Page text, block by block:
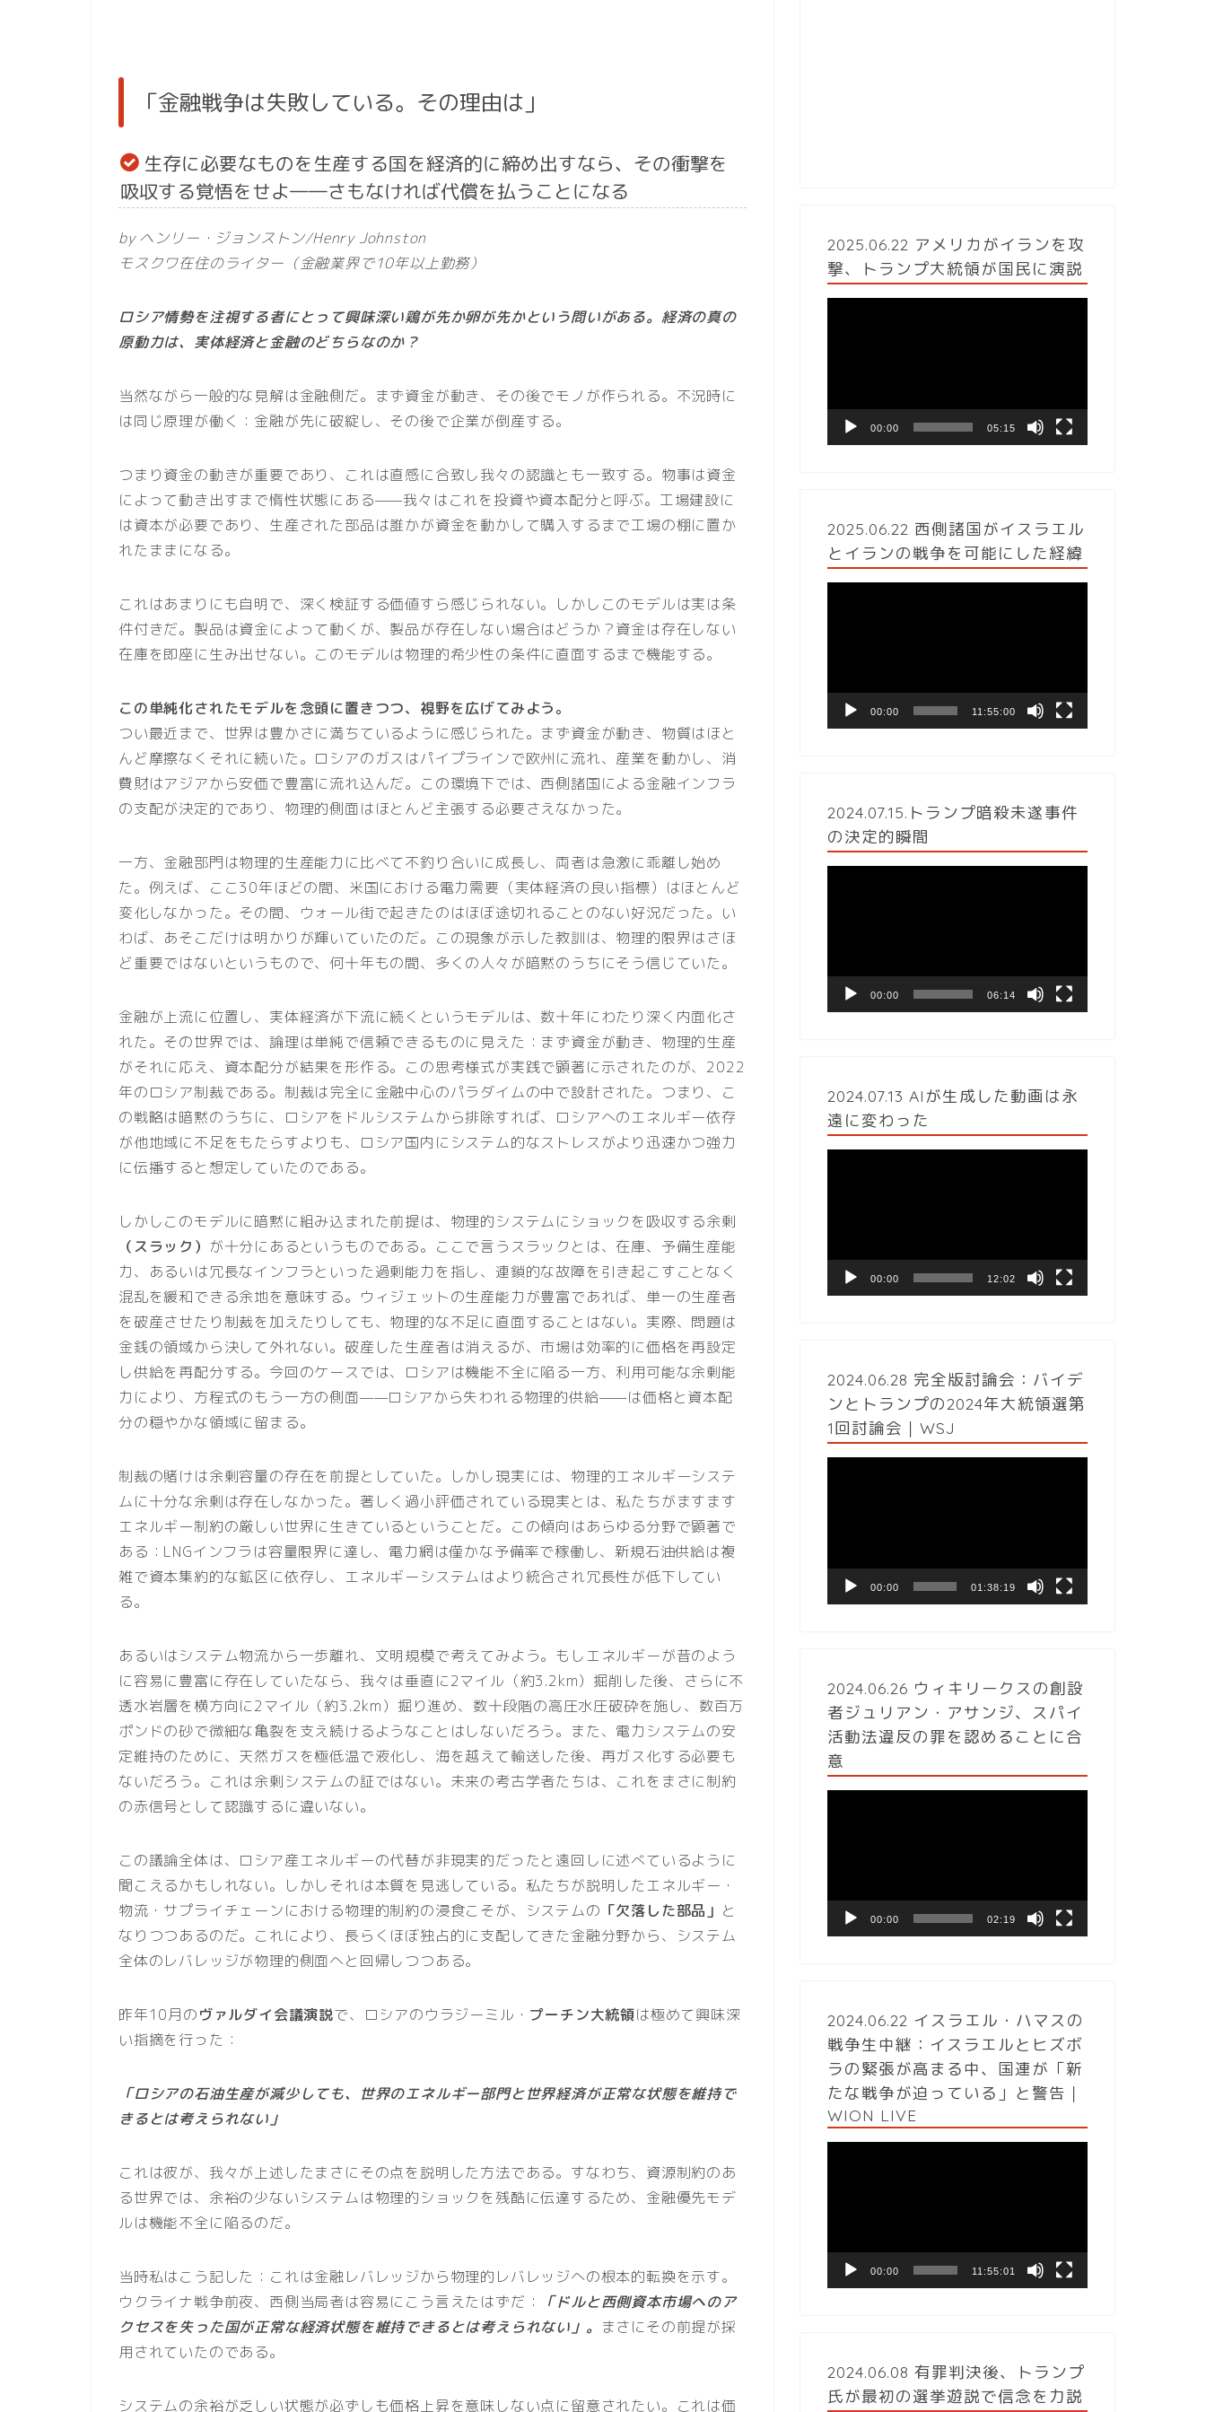
「金融戦争は失敗している。その理由は」
生存に必要なものを生産する国を経済的に締め出すなら、その衝撃を
吸収する覚悟をせよ――さもなければ代償を払うことになる
by ヘンリー・ジョンストン/Henry Johnston
モスクワ在住のライター（金融業界で10年以上勤務）
ロシア情勢を注視する者にとって興味深い鶏が先か卵が先かという問いがある。経済の真の
原動力は、実体経済と金融のどちらなのか？
当然ながら一般的な見解は金融側だ。まず資金が動き、その後でモノが作られる。不況時に
は同じ原理が働く：金融が先に破綻し、その後で企業が倒産する。
つまり資金の動きが重要であり、これは直感に合致し我々の認識とも一致する。物事は資金
によって動き出すまで惰性状態にある——我々はこれを投資や資本配分と呼ぶ。工場建設に
は資本が必要であり、生産された部品は誰かが資金を動かして購入するまで工場の棚に置か
れたままになる。
これはあまりにも自明で、深く検証する価値すら感じられない。しかしこのモデルは実は条
件付きだ。製品は資金によって動くが、製品が存在しない場合はどうか？資金は存在しない
在庫を即座に生み出せない。このモデルは物理的希少性の条件に直面するまで機能する。
この単純化されたモデルを念頭に置きつつ、視野を広げてみよう。
つい最近まで、世界は豊かさに満ちているように感じられた。まず資金が動き、物質はほと
んど摩擦なくそれに続いた。ロシアのガスはパイプラインで欧州に流れ、産業を動かし、消
費財はアジアから安価で豊富に流れ込んだ。この環境下では、西側諸国による金融インフラ
の支配が決定的であり、物理的側面はほとんど主張する必要さえなかった。
一方、金融部門は物理的生産能力に比べて不釣り合いに成長し、両者は急激に乖離し始め
た。例えば、ここ30年ほどの間、米国における電力需要（実体経済の良い指標）はほとんど
変化しなかった。その間、ウォール街で起きたのはほぼ途切れることのない好況だった。い
わば、あそこだけは明かりが輝いていたのだ。この現象が示した教訓は、物理的限界はさほ
ど重要ではないというもので、何十年もの間、多くの人々が暗黙のうちにそう信じていた。
金融が上流に位置し、実体経済が下流に続くというモデルは、数十年にわたり深く内面化さ
れた。その世界では、論理は単純で信頼できるものに見えた：まず資金が動き、物理的生産
がそれに応え、資本配分が結果を形作る。この思考様式が実践で顕著に示されたのが、2022
年のロシア制裁である。制裁は完全に金融中心のパラダイムの中で設計された。つまり、こ
の戦略は暗黙のうちに、ロシアをドルシステムから排除すれば、ロシアへのエネルギー依存
が他地域に不足をもたらすよりも、ロシア国内にシステム的なストレスがより迅速かつ強力
に伝播すると想定していたのである。
しかしこのモデルに暗黙に組み込まれた前提は、物理的システムにショックを吸収する余剰
（スラック） が十分にあるというものである。ここで言うスラックとは、在庫、予備生産能
力、あるいは冗長なインフラといった過剰能力を指し、連鎖的な故障を引き起こすことなく
混乱を緩和できる余地を意味する。ウィジェットの生産能力が豊富であれば、単一の生産者
を破産させたり制裁を加えたりしても、物理的な不足に直面することはない。実際、問題は
金銭の領域から決して外れない。破産した生産者は消えるが、市場は効率的に価格を再設定
し供給を再配分する。今回のケースでは、ロシアは機能不全に陥る一方、利用可能な余剰能
力により、方程式のもう一方の側面——ロシアから失われる物理的供給——は価格と資本配
分の穏やかな領域に留まる。
制裁の賭けは余剰容量の存在を前提としていた。しかし現実には、物理的エネルギーシステ
ムに十分な余剰は存在しなかった。著しく過小評価されている現実とは、私たちがますます
エネルギー制約の厳しい世界に生きているということだ。この傾向はあらゆる分野で顕著で
ある：LNGインフラは容量限界に達し、電力網は僅かな予備率で稼働し、新規石油供給は複
雑で資本集約的な鉱区に依存し、エネルギーシステムはより統合され冗長性が低下してい
る。
あるいはシステム物流から一歩離れ、文明規模で考えてみよう。もしエネルギーが昔のよう
に容易に豊富に存在していたなら、我々は垂直に2マイル（約3.2km）掘削した後、さらに不
透水岩層を横方向に2マイル（約3.2km）掘り進め、数十段階の高圧水圧破砕を施し、数百万
ポンドの砂で微細な亀裂を支え続けるようなことはしないだろう。また、電力システムの安
定維持のために、天然ガスを極低温で液化し、海を越えて輸送した後、再ガス化する必要も
ないだろう。これは余剰システムの証ではない。未来の考古学者たちは、これをまさに制約
の赤信号として認識するに違いない。
この議論全体は、ロシア産エネルギーの代替が非現実的だったと遠回しに述べているように
聞こえるかもしれない。しかしそれは本質を見逃している。私たちが説明したエネルギー・
物流・サプライチェーンにおける物理的制約の浸食こそが、システムの 「欠落した部品」 と
なりつつあるのだ。これにより、長らくほぼ独占的に支配してきた金融分野から、システム
全体のレバレッジが物理的側面へと回帰しつつある。
昨年10月のヴァルダイ会議演説で、ロシアのウラジーミル・ プーチン大統領は極めて興味深
い指摘を行った：
「ロシアの石油生産が減少しても、世界のエネルギー部門と世界経済が正常な状態を維持で
きるとは考えられない」
これは彼が、我々が上述したまさにその点を説明した方法である。すなわち、資源制約のあ
る世界では、余裕の少ないシステムは物理的ショックを残酷に伝達するため、金融優先モデ
ルは機能不全に陥るのだ。
当時私はこう記した：これは金融レバレッジから物理的レバレッジへの根本的転換を示す。
ウクライナ戦争前夜、西側当局者は容易にこう言えたはずだ：
「ドルと西側資本市場へのア
クセスを失った国が正常な経済状態を維持できるとは考えられない」。 まさにその前提が採
用されていたのである。
システムの余裕が乏しい状態が必ずしも価格上昇を意味しない点に留意されたい。これは価
2025.06.22 アメリカがイランを攻
撃、トランプ大統領が国民に演説
ヤ
00:00 05:15
2025.06.22 西側諸国がイスラエル
とイランの戦争を可能にした経緯
ヤ
00:00 11:55:00
2024.07.15.トランプ暗殺未遂事件
の決定的瞬間
ヤ
00:00 06:14
2024.07.13 AIが生成した動画は永
遠に変わった
ヤ
00:00 12:02
2024.06.28 完全版討論会：バイデ
ンとトランプの2024年大統領選第
1回討論会｜WSJ
ヤ
00:00 01:38:19
2024.06.26 ウィキリークスの創設
者ジュリアン・アサンジ、スパイ
活動法違反の罪を認めることに合
意
ヤ
00:00 02:19
2024.06.22 イスラエル・ハマスの
戦争生中継：イスラエルとヒズボ
ラの緊張が高まる中、国連が「新
たな戦争が迫っている」と警告｜
WION LIVE
ヤ
00:00 11:55:01
2024.06.08 有罪判決後、トランプ
氏が最初の選挙遊説で信念を力説